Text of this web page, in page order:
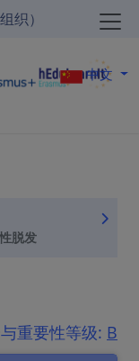
织）
中文
脱发
重要性等级: B